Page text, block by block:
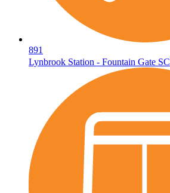
891
Lynbrook Station - Fountain Gate SC